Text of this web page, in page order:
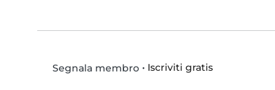
Segnala membro• Iscriviti gratis